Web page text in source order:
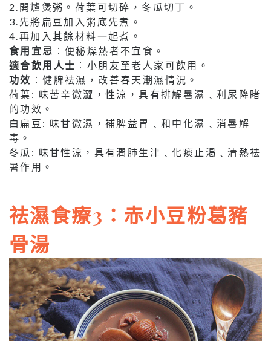
2.開爐煲粥。荷葉可切碎，冬瓜切丁。
3.先將扁豆加入粥底先煮。
4.再加入其餘材料一起煮。
食用宜忌 ︰便秘燥熱者不宜食。
適合飲用人士 ︰小朋友至老人家可飲用。
功效 ︰健脾袪濕，改善春天潮濕情況。
荷葉: 味苦辛微澀，性涼，具有排解暑濕﹑利尿降睹
的功效。
白扁豆: 味甘微濕，補脾益胃﹑和中化濕﹑消暑解
毒。
冬瓜: 味甘性涼，具有潤肺生津﹑化痰止渴﹑清熱祛
暑作用。
祛濕食療3：赤小豆粉葛豬
骨湯